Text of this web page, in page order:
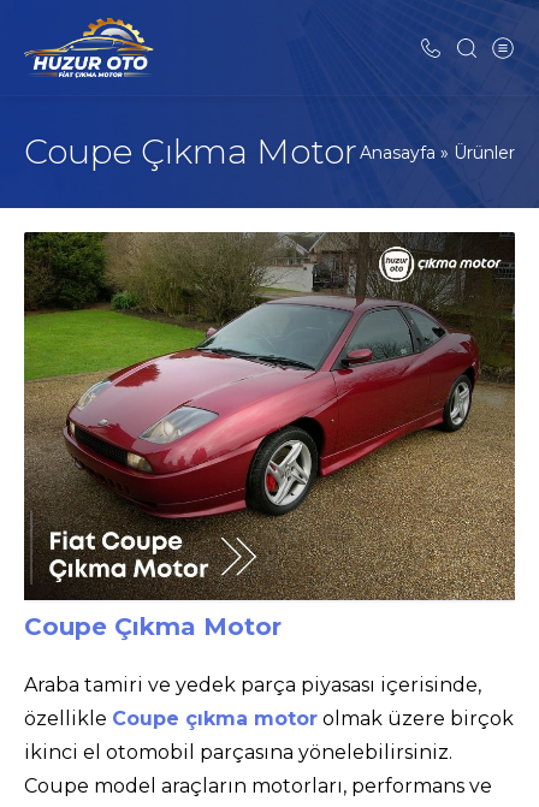
Coupe Çıkma MotorAnasayfa » Ürünler
Coupe Çıkma Motor
Araba tamiri ve yedek parça piyasası içerisinde,
özellikle Coupe çıkma motor olmak üzere birçok
ikinci el otomobil parçasına yönelebilirsiniz.
Coupe model araçların motorları, performans ve